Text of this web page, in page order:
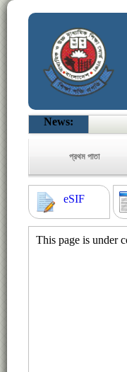
News:
প্রথম পাতা
eSIF
This page is under